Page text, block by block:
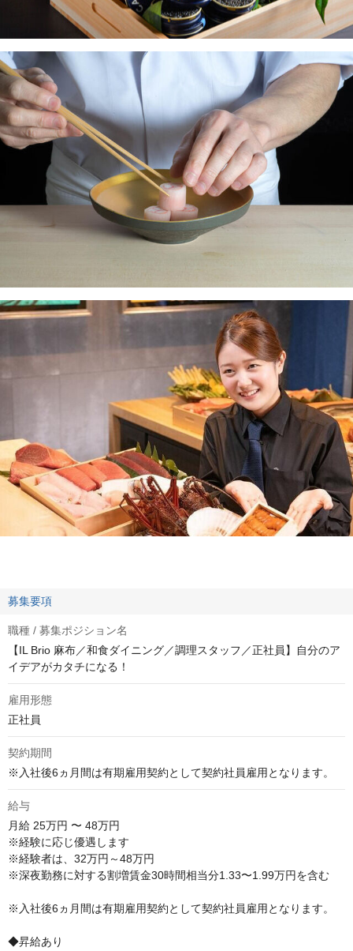
募集要項
職種 / 募集ポジション名
【IL Brio 麻布／和食ダイニング／調理スタッフ／正社員】自分のア
イデアがカタチになる！
雇用形態
正社員
契約期間
※入社後6ヵ月間は有期雇用契約として契約社員雇用となります。
給与
月給 25万円 〜 48万円
※経験に応じ優遇します
※経験者は、32万円～48万円
※深夜勤務に対する割増賃金30時間相当分1.33〜1.99万円を含む
※入社後6ヵ月間は有期雇用契約として契約社員雇用となります。
◆昇給あり